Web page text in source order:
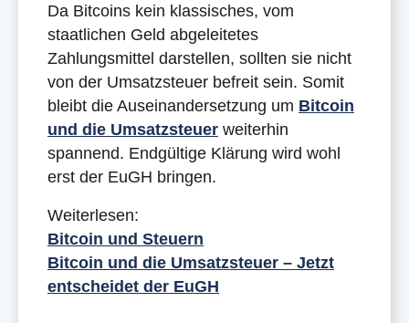
Da Bitcoins kein klassisches, vom
staatlichen Geld abgeleitetes
Zahlungsmittel darstellen, sollten sie nicht
von der Umsatzsteuer befreit sein. Somit
bleibt die Auseinandersetzung um Bitcoin
und die Umsatzsteuer weiterhin
spannend. Endgültige Klärung wird wohl
erst der EuGH bringen.
Weiterlesen:
Bitcoin und Steuern
Bitcoin und die Umsatzsteuer – Jetzt
entscheidet der EuGH